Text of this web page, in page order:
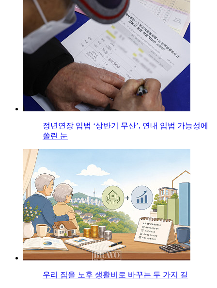
정년연장 입법 ‘상반기 무산’, 연내 입법 가능성에
쏠린 눈
우리 집을 노후 생활비로 바꾸는 두 가지 길